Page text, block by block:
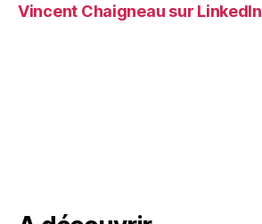
Vincent Chaigneau sur LinkedIn